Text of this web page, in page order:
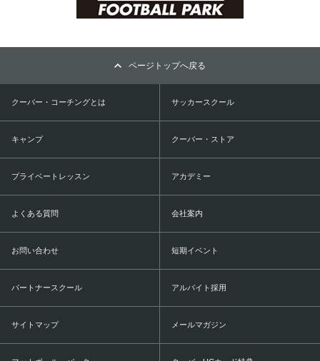
ページトップへ戻る
クーバー・コーチングとは サッカースクール
キャンプ クーバー・ストア
プライベートレッスン アカデミー
よくある質問 会社案内
お問い合わせ 短期イベント
パートナースクール アルバイト採用
サイトマップ メールマガジン